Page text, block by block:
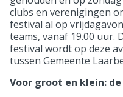
clubs en verenigingen
festival al op
teams, vanaf 19.00 uur.
festival wordt op deze
tussen Gemeente
Voor groot en klein: